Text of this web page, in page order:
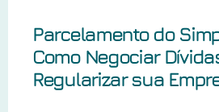
Parcelamento do
Como Negociar
Regularizar sua